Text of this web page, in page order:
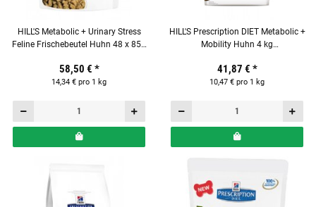
HILL'S Metabolic + Urinary Stress
Feline Frischebeutel Huhn 48 x 85g
58,50 € *
14,34 € pro 1 kg
HILL'S Prescription DIET Metabolic +
Mobility Huhn 4 kg
41,87 € *
10,47 € pro 1 kg